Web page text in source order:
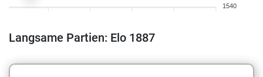
1540
Langsame Partien: Elo 1887